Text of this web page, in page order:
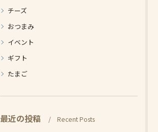
チーズ
おつまみ
イベント
ギフト
たまご
最近の投稿 Recent Posts